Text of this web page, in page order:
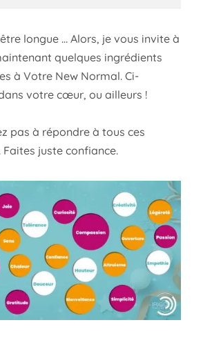
longue … Alors, je vous invite à
quelques ingrédients
à Votre New Normal. Ci-
votre cœur, ou ailleurs !
pas à répondre à tous ces
Faites juste confiance.